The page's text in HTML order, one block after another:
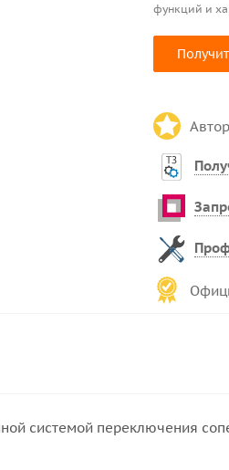
функций и
системой переключения